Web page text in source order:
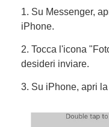
1. Su Messenger,
iPhone.
2. Tocca l'icona
desideri inviare.
3. Su iPhone, apri